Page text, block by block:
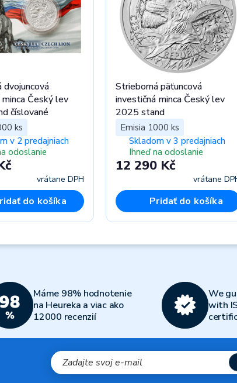
dvojuncová
Český lev
číslované
ks
v 2 predajniach
odoslanie
vrátane DPH
do košíka
Strieborná päťuncová
investičná minca Český lev
2025 stand
Emisia 1000 ks
Skladom v 3 predajniach
Ihneď na odoslanie
12 290 Kč
vrátane
Pridať do košíka
Máme 98% hodnotenie
na Heureka a viac ako
12000 recenzií
We
with